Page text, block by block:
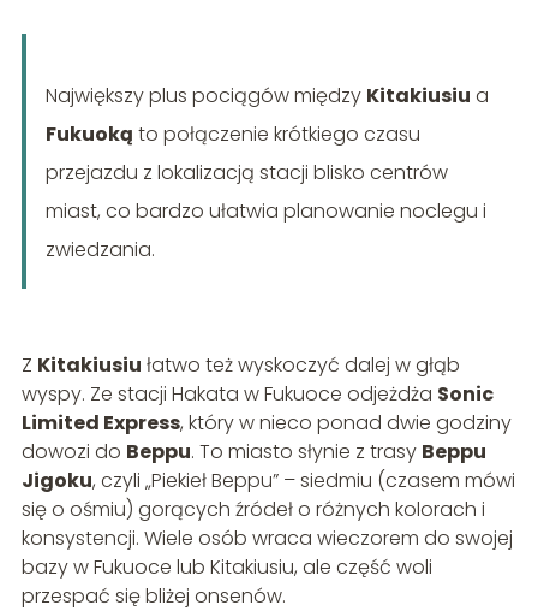
Największy plus pociągów między Kitakiusiu a
Fukuoką to połączenie krótkiego czasu
przejazdu z lokalizacją stacji blisko centrów
miast, co bardzo ułatwia planowanie noclegu i
zwiedzania.
Z Kitakiusiu łatwo też wyskoczyć dalej w głąb
wyspy. Ze stacji Hakata w Fukuoce odjeżdża Sonic
Limited Express, który w nieco ponad dwie godziny
dowozi do Beppu. To miasto słynie z trasy Beppu
Jigoku, czyli „Piekieł Beppu” – siedmiu (czasem mówi
się o ośmiu) gorących źródeł o różnych kolorach i
konsystencji. Wiele osób wraca wieczorem do swojej
bazy w Fukuoce lub Kitakiusiu, ale część woli
przespać się bliżej onsenów.